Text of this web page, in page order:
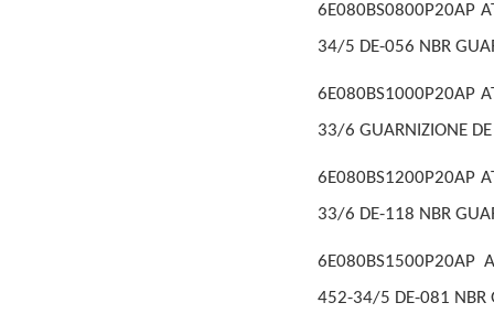
6E080BS0800P20AP
34/5 DE-056 NBR
6E080BS1000P20AP
33/6 GUARNIZIONE
6E080BS1200P20AP
33/6 DE-118 NBR
6E080BS1500P20AP
452-34/5 DE-081 NBR